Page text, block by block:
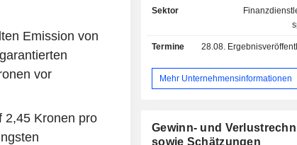
Emission von
vor
2,45 Kronen pro
Kreditentscheidungen,
Betreuungsdienste,
Commerce-Dienste
Inkassodienste. Das Unternehmen
Sektor
Termine 28.08.
Mehr Unternehmensinformationen
Gewinn- und
sowie Schätzungen